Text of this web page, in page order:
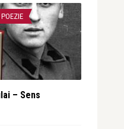
– Sens